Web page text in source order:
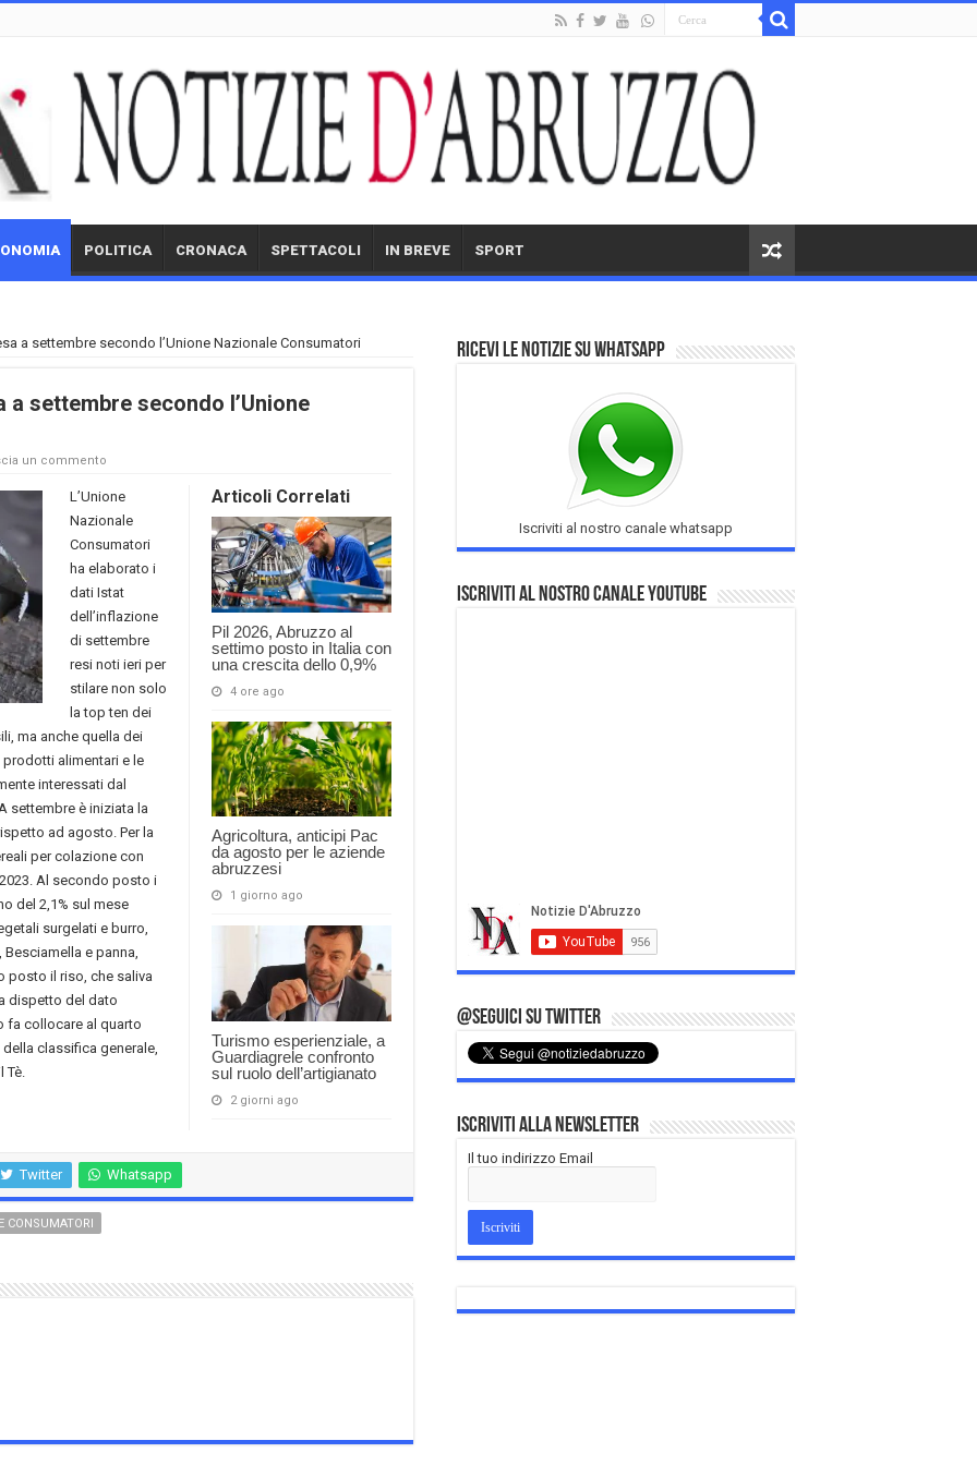
POLITICA CRONACA SPETTACOLI IN BREVE SPORT
a settembre secondo l’Unione Nazionale Consumatori
settembre secondo l’Unione
un commento
Articoli Correlati
Pil 2026, Abruzzo al
settimo posto in Italia con
una crescita dello 0,9%
4 ore ago
Agricoltura, anticipi Pac
da agosto per le aziende
abruzzesi
1 giorno ago
Turismo esperienziale, a
Guardiagrele confronto
sul ruolo dell’artigianato
2 giorni ago
L’Unione
Nazionale
Consumatori
ha elaborato i
dati Istat
dell’inflazione
di settembre
resi noti ieri per
stilare non solo
la top ten dei
ma anche quella dei
alimentari e le
interessati dal
settembre è iniziata la
ad agosto. Per la
per colazione con
Al secondo posto i
del 2,1% sul mese
surgelati e burro,
e panna,
posto il riso, che saliva
dispetto del dato
fa collocare al quarto
classifica generale,
Twitter Whatsapp
CONSUMATORI
Ricevi le notizie su Whatsapp
Iscriviti al nostro canale whatsapp
Iscriviti al nostro Canale Youtube
@Seguici su Twitter
Iscriviti alla Newsletter
Il tuo indirizzo Email